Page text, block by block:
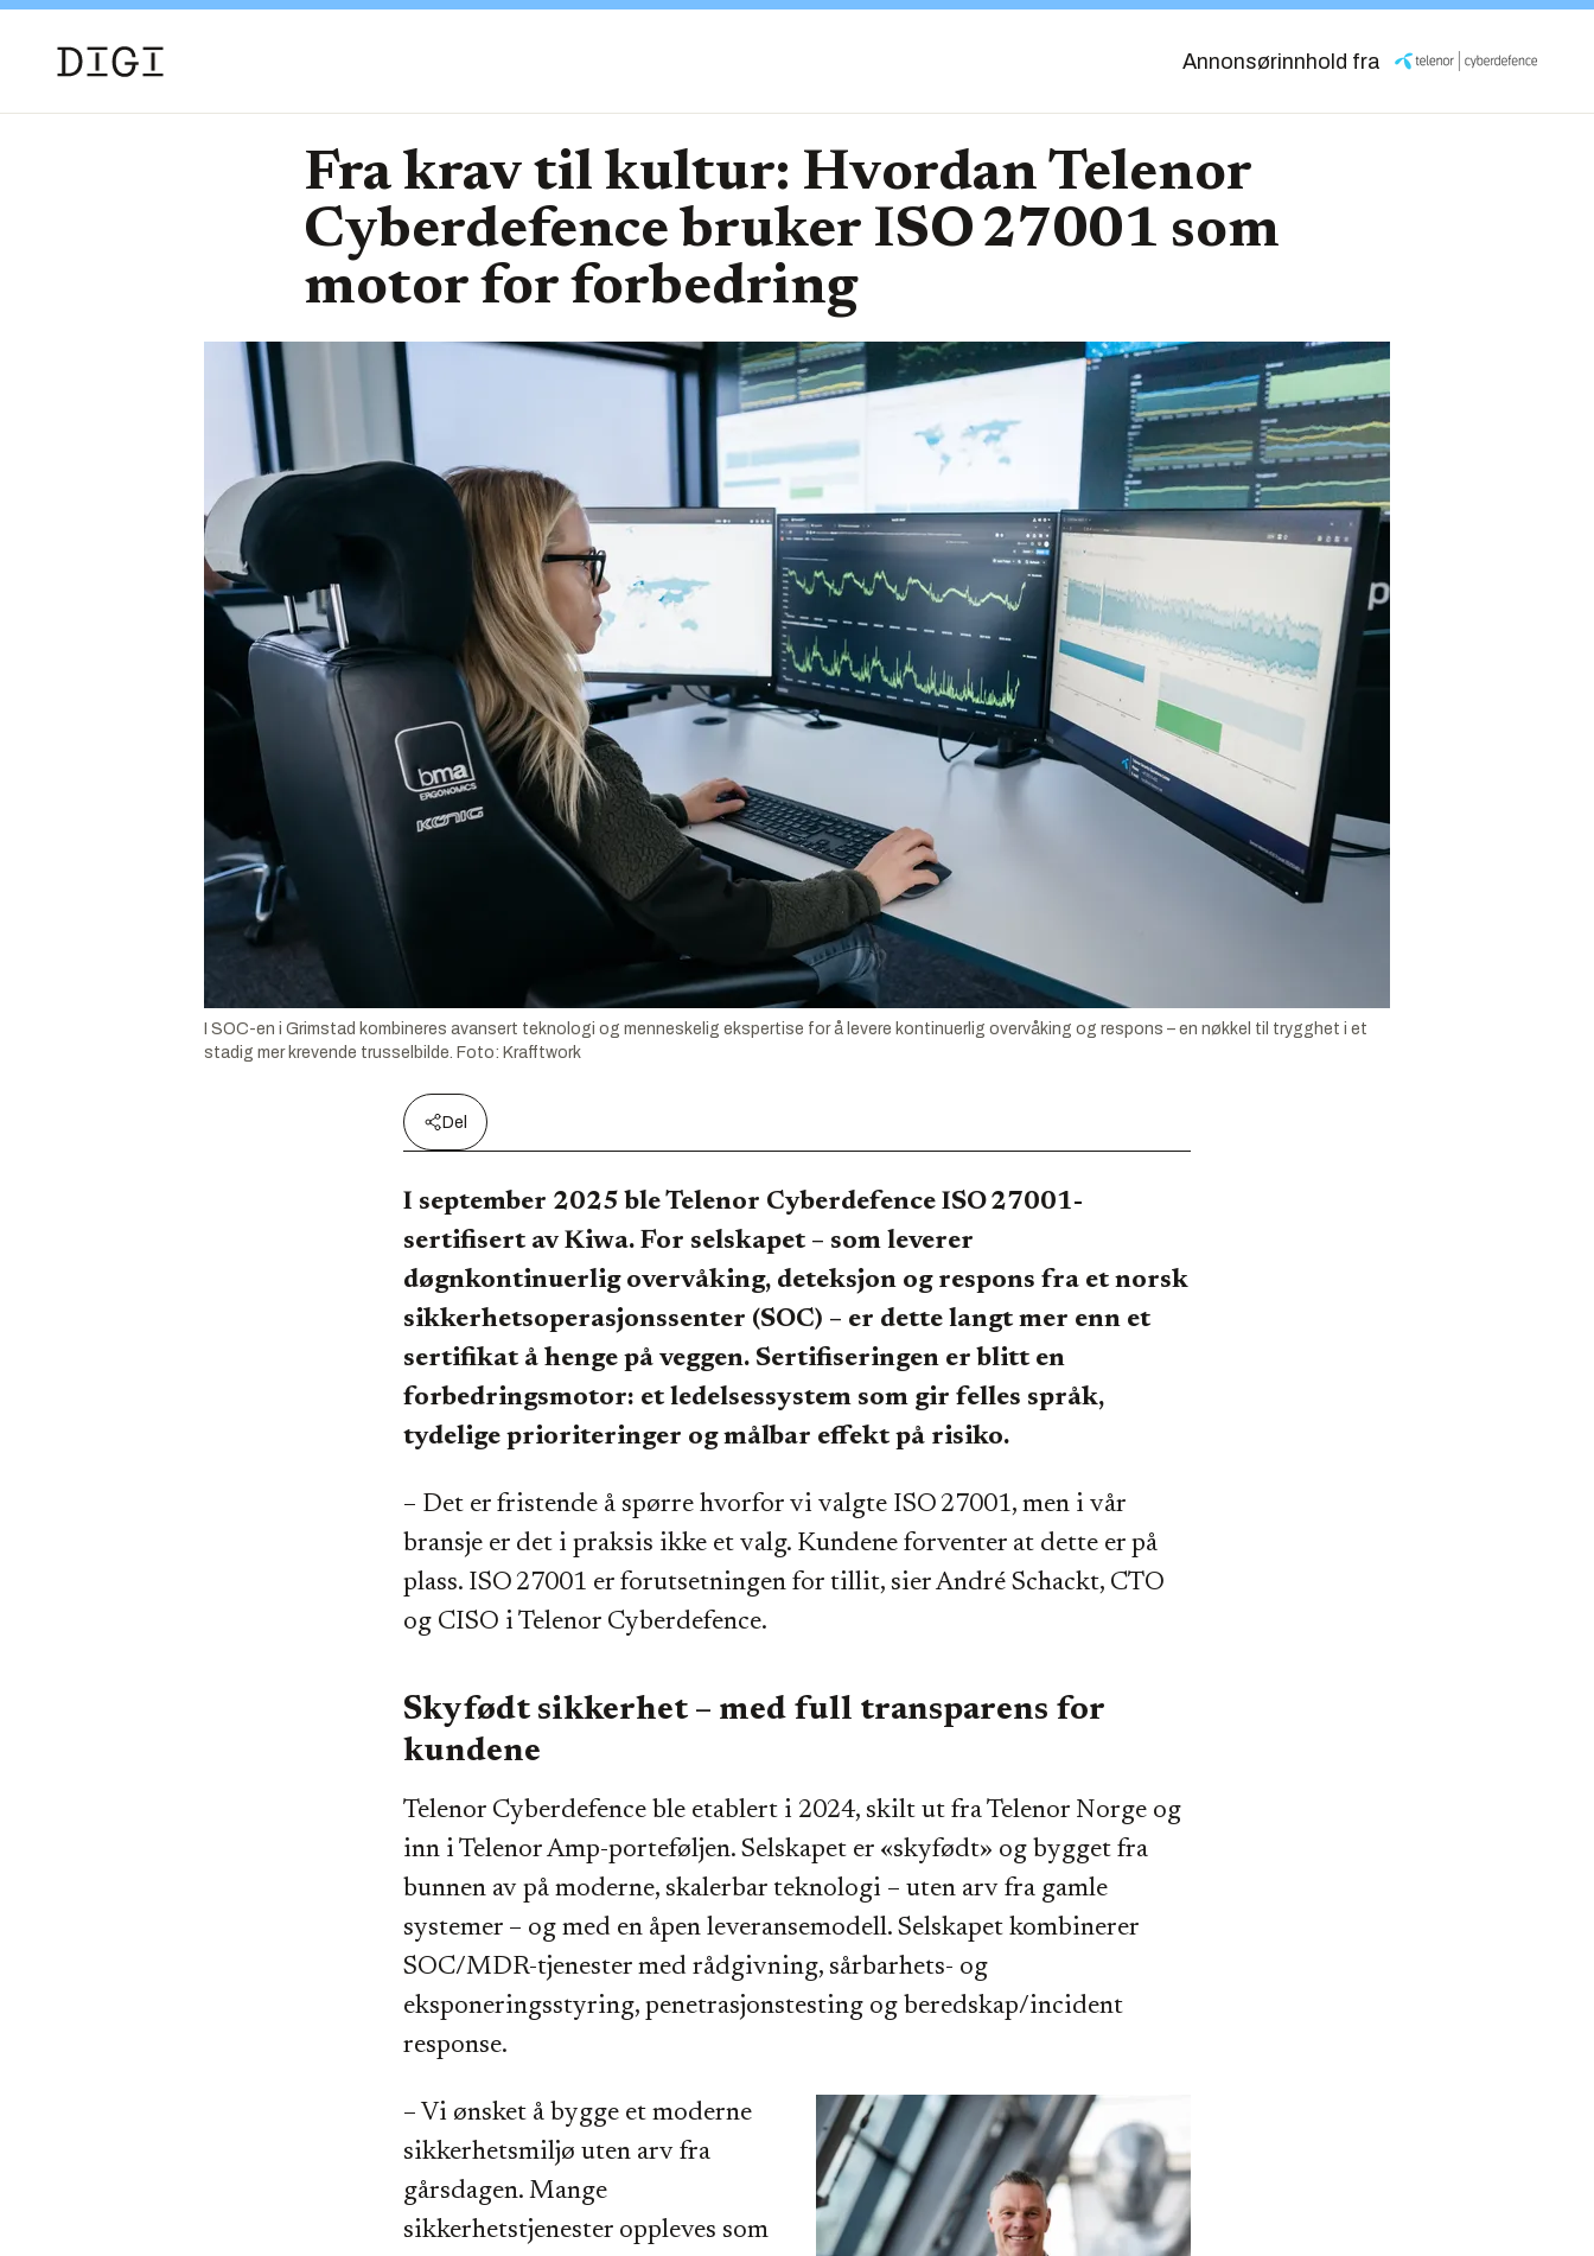
Annonsørinnhold fra
Fra krav til kultur: Hvordan Telenor
Cyberdefence bruker ISO 27001 som
motor for forbedring
I SOC-en i Grimstad kombineres avansert teknologi og menneskelig ekspertise for å levere kontinuerlig overvåking og respons – en nøkkel til trygghet i et
stadig mer krevende trusselbilde. Foto: Krafftwork
Del
I september 2025 ble Telenor Cyberdefence ISO 27001-
sertifisert av Kiwa. For selskapet – som leverer
døgnkontinuerlig overvåking, deteksjon og respons fra et norsk
sikkerhetsoperasjonssenter (SOC) – er dette langt mer enn et
sertifikat å henge på veggen. Sertifiseringen er blitt en
forbedringsmotor: et ledelsessystem som gir felles språk,
tydelige prioriteringer og målbar effekt på risiko.
– Det er fristende å spørre hvorfor vi valgte ISO 27001, men i vår
bransje er det i praksis ikke et valg. Kundene forventer at dette er på
plass. ISO 27001 er forutsetningen for tillit, sier André Schackt, CTO
og CISO i Telenor Cyberdefence.
Skyfødt sikkerhet – med full transparens for
kundene
Telenor Cyberdefence ble etablert i 2024, skilt ut fra Telenor Norge og
inn i Telenor Amp-porteføljen. Selskapet er «skyfødt» og bygget fra
bunnen av på moderne, skalerbar teknologi – uten arv fra gamle
systemer – og med en åpen leveransemodell. Selskapet kombinerer
SOC/MDR-tjenester med rådgivning, sårbarhets- og
eksponeringsstyring, penetrasjonstesting og beredskap/incident
response.
– Vi ønsket å bygge et moderne
sikkerhetsmiljø uten arv fra
gårsdagen. Mange
sikkerhetstjenester oppleves som